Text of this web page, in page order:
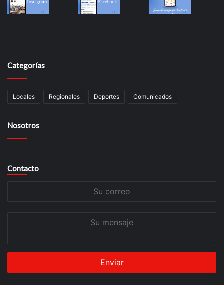
Categorías
Locales Regionales Deportes Comunicados
Nosotros
Contacto